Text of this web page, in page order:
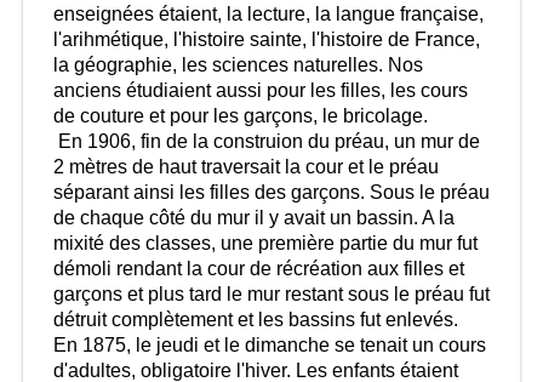
enseignées étaient, la lecture, la langue française,
l'arihmétique, l'histoire sainte, l'histoire de France,
la géographie, les sciences naturelles. Nos
anciens étudiaient aussi pour les filles, les cours
de couture et pour les garçons, le bricolage.
En 1906, fin de la construion du préau, un mur de
2 mètres de haut traversait la cour et le préau
séparant ainsi les filles des garçons. Sous le préau
de chaque côté du mur il y avait un bassin. A la
mixité des classes, une première partie du mur fut
démoli rendant la cour de récréation aux filles et
garçons et plus tard le mur restant sous le préau fut
détruit complètement et les bassins fut enlevés.
En 1875, le jeudi et le dimanche se tenait un cours
d'adultes, obligatoire l'hiver. Les enfants étaient